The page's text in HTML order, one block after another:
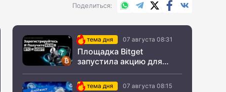
Поделиться WhatsApp
TelegramX.comFacebook
тема дня 07 августа 08:31
Площадка Bitget
запустила акцию для
СНГтема дня 07 августа 08:15